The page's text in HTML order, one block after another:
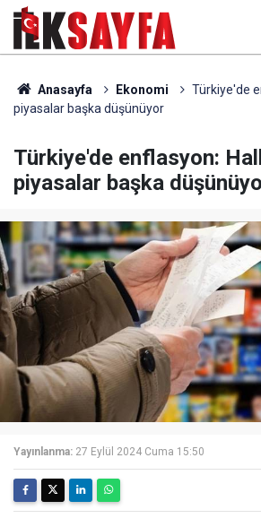
Anasayfa Ekonomi
Türkiye'de
piyasalar başka düşünüyor
Türkiye'de enflasyon:
piyasalar başka
Yayınlanma: 27 Eylül 2024 Cuma 15:50